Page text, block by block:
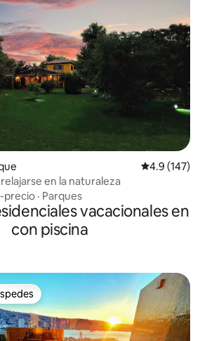
Calificación
4.9 (147)
en la naturaleza
precio · Parques
vacacionales en
con piscina